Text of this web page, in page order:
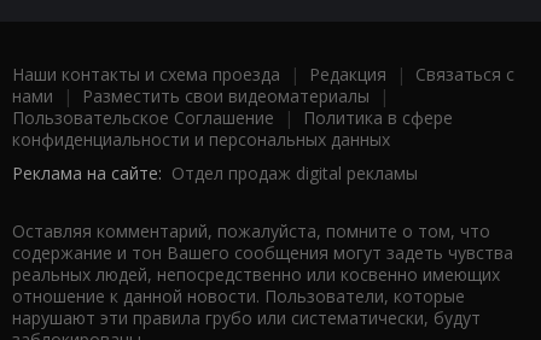
Наши контакты и схема проезда | Редакция | Связаться с
нами | Разместить свои видеоматериалы |
Пользовательское Соглашение |
Политика в сфере
конфиденциальности и персональных данных
Реклама на сайте: Отдел продаж digital рекламы
Оставляя комментарий, пожалуйста, помните о том, что
содержание и тон Вашего сообщения могут задеть чувства
реальных людей, непосредственно или косвенно имеющих
отношение к данной новости. Пользователи, которые
нарушают эти правила грубо или систематически, будут